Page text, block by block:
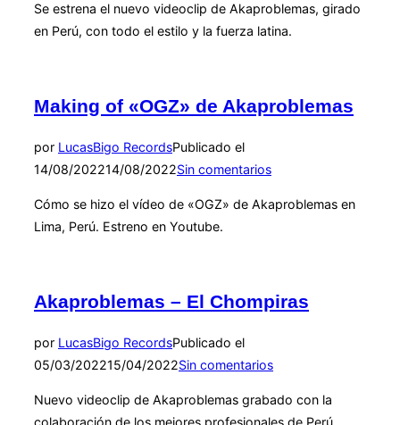
Se estrena el nuevo videoclip de Akaproblemas, girado
en Perú, con todo el estilo y la fuerza latina.
Making of «OGZ» de Akaproblemas
por LucasBigo RecordsPublicado el
14/08/202214/08/2022Sin comentarios
Cómo se hizo el vídeo de «OGZ» de Akaproblemas en
Lima, Perú. Estreno en Youtube.
Akaproblemas – El Chompiras
por LucasBigo RecordsPublicado el
05/03/202215/04/2022Sin comentarios
Nuevo videoclip de Akaproblemas grabado con la